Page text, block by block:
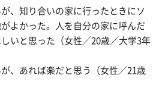
、知り合いの家に行ったときにソ
よかった。人を自分の家に呼んだ
いと思った（女性／20歳／大学3年
、あれば楽だと思う（女性／21歳